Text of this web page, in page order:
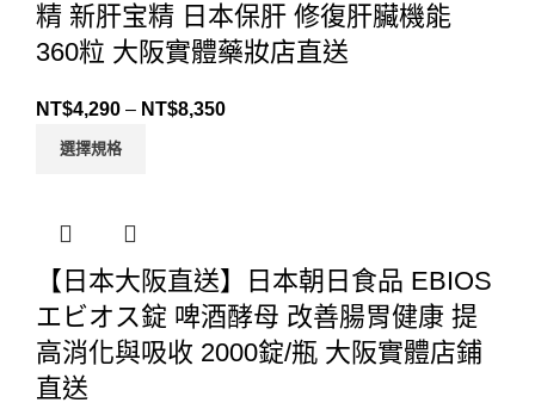
精 新肝宝精 日本保肝 修復肝臟機能
360粒 大阪實體藥妝店直送
NT$4,290 – NT$8,350
選擇規格
【日本大阪直送】日本朝日食品 EBIOS
エビオス錠 啤酒酵母 改善腸胃健康 提
高消化與吸收 2000錠/瓶 大阪實體店鋪
直送